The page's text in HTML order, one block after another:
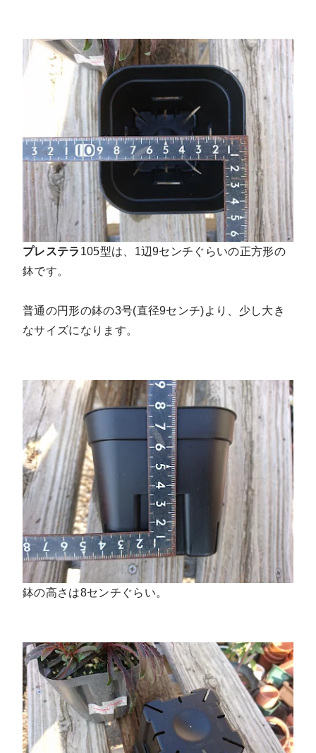
プレステラ 105型は、1辺9センチぐらいの正方形の
鉢です。
普通の円形の鉢の3号(直径9センチ)より、少し大き
なサイズになります。
鉢の高さは8センチぐらい。